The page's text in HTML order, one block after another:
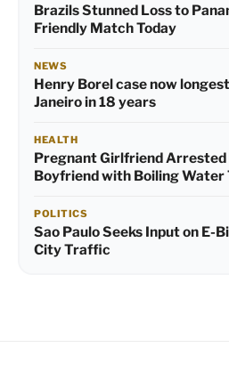
Brazils Stunned Loss to
Friendly Match Today
NEWS
Henry Borel case now
Janeiro in 18 years
HEALTH
Pregnant Girlfriend
Boyfriend with Boiling Water
POLITICS
Sao Paulo Seeks Input on E-
City Traffic